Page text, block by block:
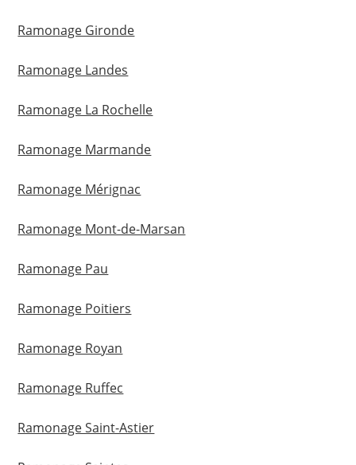
Ramonage Gironde
Ramonage Landes
Ramonage La Rochelle
Ramonage Marmande
Ramonage Mérignac
Ramonage Mont-de-Marsan
Ramonage Pau
Ramonage Poitiers
Ramonage Royan
Ramonage Ruffec
Ramonage Saint-Astier